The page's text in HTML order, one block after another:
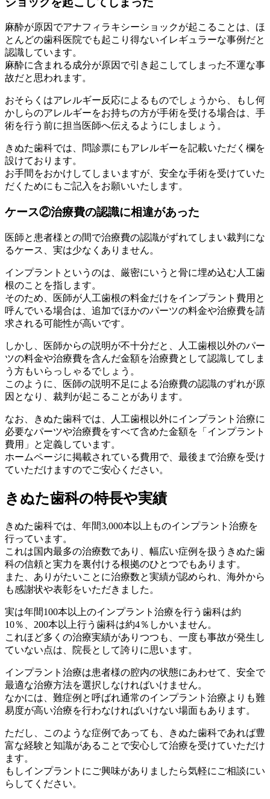
麻酔が原因でアナフィラキシーショックが起こることは、ほ
とんどの歯科医院でも起こり得ないイレギュラーな事例だと
認識しています。
麻酔に含まれる成分が原因で引き起こしてしまった不運な事
故だと思われます。
おそらくはアレルギー反応によるものでしょうから、もし何
かしらのアレルギーをお持ちの方が手術を受ける場合は、手
術を行う前に担当医師へ伝えるようにしましょう。
きぬた歯科では、問診票にもアレルギーを記載いただく欄を
設けております。
お手間をおかけしてしまいますが、安全な手術を受けていた
だくためにもご記入をお願いいたします。
ケース②治療費の認識に相違があった
医師と患者様との間で治療費の認識がずれてしまい裁判にな
るケース、実は少なくありません。
インプラントというのは、厳密にいうと骨に埋め込む人工歯
根のことを指します。
そのため、医師が人工歯根の料金だけをインプラント費用と
呼んでいる場合は、追加でほかのパーツの料金や治療費を請
求される可能性が高いです。
しかし、医師からの説明が不十分だと、人工歯根以外のパー
ツの料金や治療費を含んだ金額を治療費として認識してしま
う方もいらっしゃるでしょう。
このように、医師の説明不足による治療費の認識のずれが原
因となり、裁判が起こることがあります。
なお、きぬた歯科では、人工歯根以外にインプラント治療に
必要なパーツや治療費をすべて含めた金額を「インプラント
費用」と定義しています。
ホームページに掲載されている費用で、最後まで治療を受け
ていただけますのでご安心ください。
きぬた歯科の特長や実績
きぬた歯科では、年間3,000本以上ものインプラント治療を
行っています。
これは国内最多の治療数であり、幅広い症例を扱うきぬた歯
科の信頼と実力を裏付ける根拠のひとつでもあります。
また、ありがたいことに治療数と実績が認められ、海外から
も感謝状や表彰をいただきました。
実は年間100本以上のインプラント治療を行う歯科は約
10％、200本以上行う歯科は約4％しかいません。
これほど多くの治療実績がありつつも、一度も事故が発生し
ていない点は、院長として誇りに思います。
インプラント治療は患者様の腔内の状態にあわせて、安全で
最適な治療方法を選択しなければいけません。
なかには、難症例と呼ばれ通常のインプラント治療よりも難
易度が高い治療を行わなければいけない場面もあります。
ただし、このような症例であっても、きぬた歯科であれば豊
富な経験と知識があることで安心して治療を受けていただけ
ます。
もしインプラントにご興味がありましたら気軽にご相談にい
らしてください。